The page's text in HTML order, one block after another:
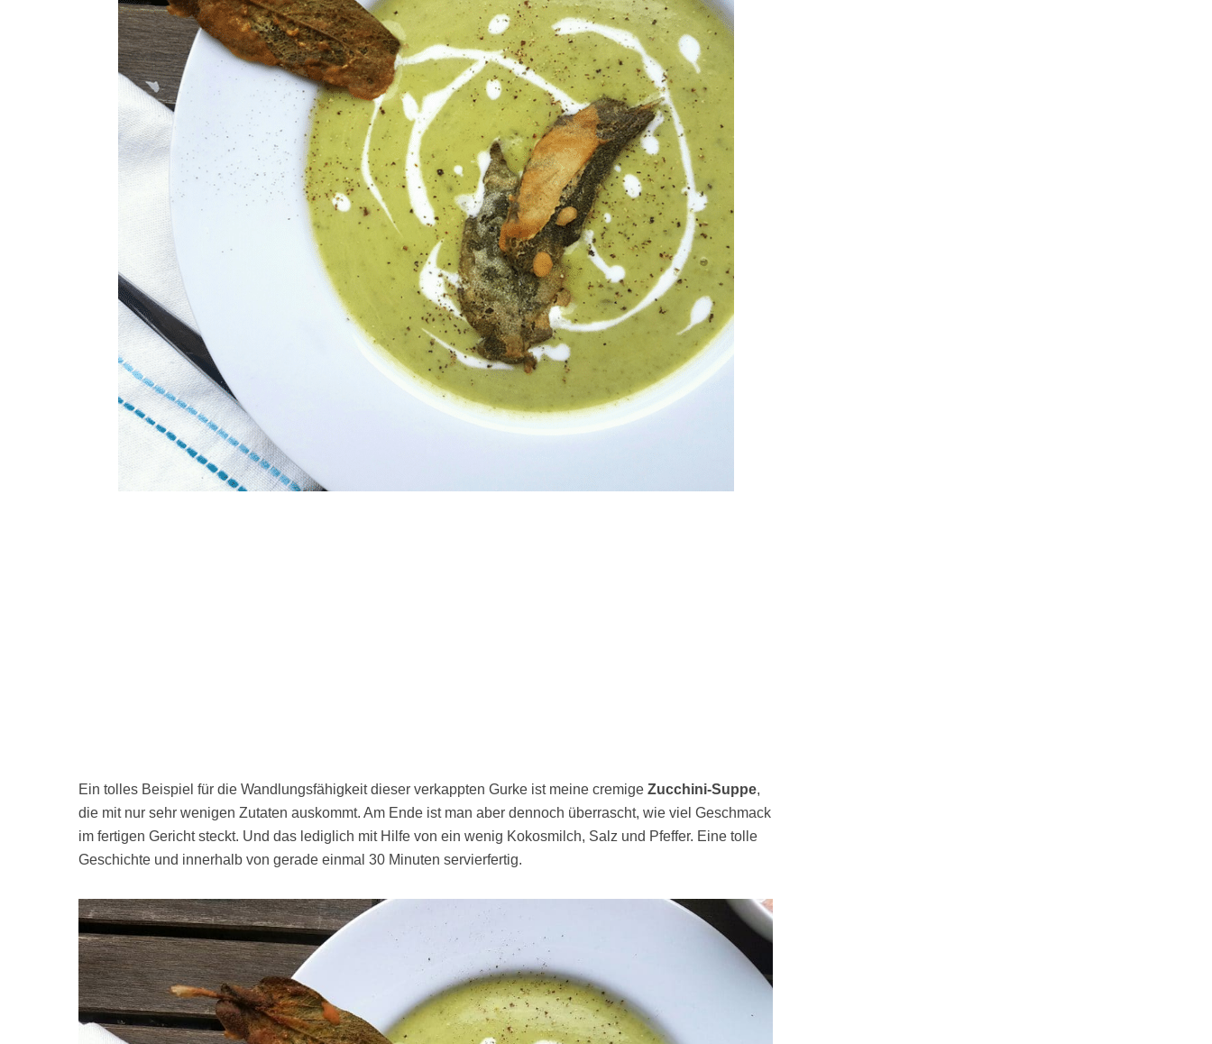
Ein tolles Beispiel für die Wandlungsfähigkeit dieser verkappten Gurke ist meine cremige Zucchini-Suppe,
die mit nur sehr wenigen Zutaten auskommt. Am Ende ist man aber dennoch überrascht, wie viel Geschmack
im fertigen Gericht steckt. Und das lediglich mit Hilfe von ein wenig Kokosmilch, Salz und Pfeffer. Eine tolle
Geschichte und innerhalb von gerade einmal 30 Minuten servierfertig.